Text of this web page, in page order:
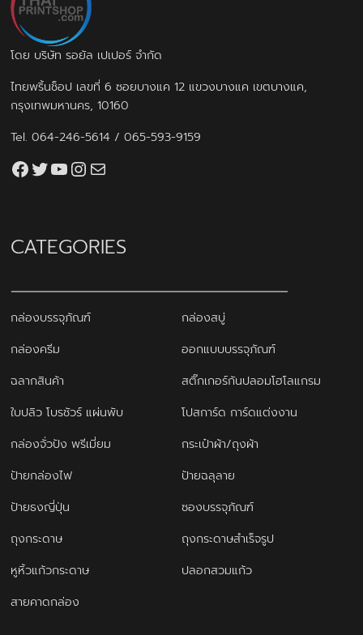
โดย บริษัท รอยัล เปเปอร์ จำกัด
ไทยพริ้นช็อป เลขที่ 6 ซอยบางแค 12 แขวงบางแค เขตบางแค,
กรุงเทพมหานคร, 10160
Tel.064-246-5614 /065-593-9159
Facebook
Twitter
YouTube
Instagram
thaiprintshop.aw@gmail.com
CATEGORIES
กล่องบรรจุภัณฑ์
กล่องสบู่
กล่องครีม
ออกแบบบรรจุภัณฑ์
ฉลากสินค้า
สติ๊กเกอร์กันปลอมโฮโลแกรม
ใบปลิว โบรชัวร์ แผ่นพับ
โปสการ์ด การ์ดแต่งงาน
กล่องจั่วปัง พรีเมี่ยม
กระเป๋าผ้า/ถุงผ้า
ป้ายกล่องไฟ
ป้ายฉลุลาย
ป้ายธงญี่ปุ่น
ซองบรรจุภัณฑ์
ถุงกระดาษ
ถุงกระดาษสำเร็จรูป
หูหิ้วแก้วกระดาษ
ปลอกสวมแก้ว
สายคาดกล่อง